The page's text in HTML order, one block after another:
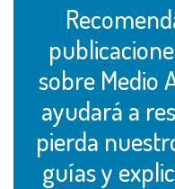
sobre Medio
ayudará a
pierda
guías y